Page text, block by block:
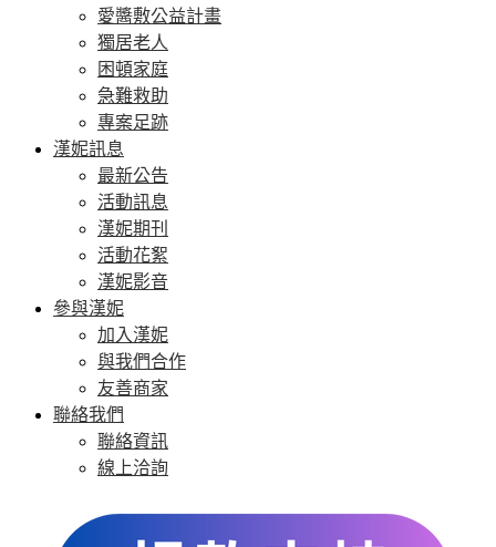
愛醬敷公益計畫
獨居老人
困頓家庭
急難救助
專案足跡
漢妮訊息
最新公告
活動訊息
漢妮期刊
活動花絮
漢妮影音
參與漢妮
加入漢妮
與我們合作
友善商家
聯絡我們
聯絡資訊
線上洽詢